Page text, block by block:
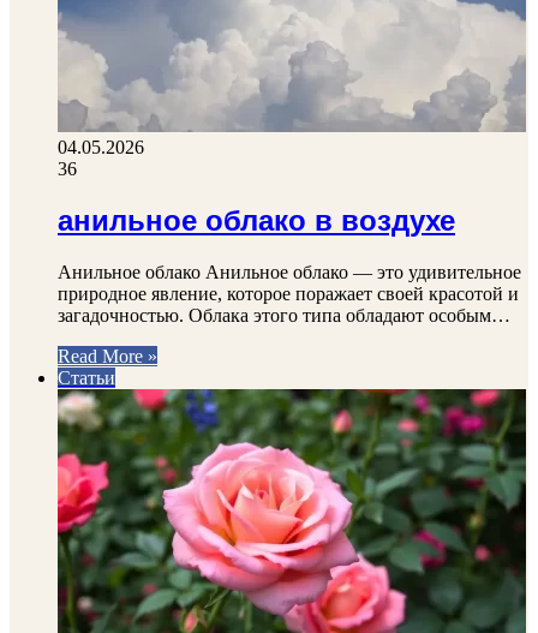
04.05.2026
36
анильное облако в воздухе
Анильное облако Анильное облако — это удивительное
природное явление, которое поражает своей красотой и
загадочностью. Облака этого типа обладают особым…
Read More »
Статьи